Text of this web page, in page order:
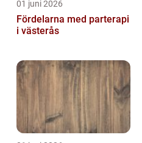
01 juni 2026
Fördelarna med parterapi
i västerås